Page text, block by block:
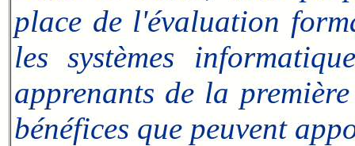
place de l'évaluation
les systèmes
apprenants de la
bénéfices que peuvent